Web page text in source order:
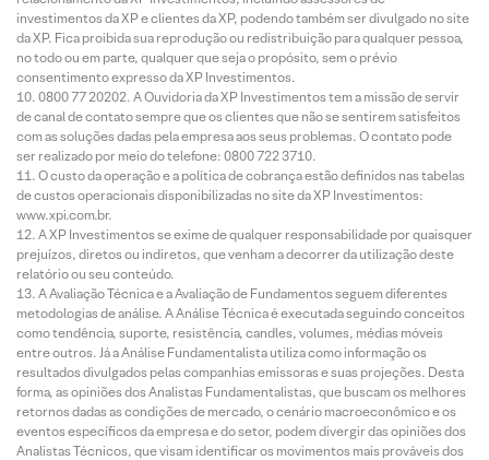
investimentos da XP e clientes da XP, podendo também ser divulgado no site
da XP. Fica proibida sua reprodução ou redistribuição para qualquer pessoa,
no todo ou em parte, qualquer que seja o propósito, sem o prévio
consentimento expresso da XP Investimentos.
0800 77 20202. A Ouvidoria da XP Investimentos tem a missão de servir
de canal de contato sempre que os clientes que não se sentirem satisfeitos
com as soluções dadas pela empresa aos seus problemas. O contato pode
ser realizado por meio do telefone: 0800 722 3710.
O custo da operação e a política de cobrança estão definidos nas tabelas
de custos operacionais disponibilizadas no site da XP Investimentos:
www.xpi.com.br.
A XP Investimentos se exime de qualquer responsabilidade por quaisquer
prejuízos, diretos ou indiretos, que venham a decorrer da utilização deste
relatório ou seu conteúdo.
A Avaliação Técnica e a Avaliação de Fundamentos seguem diferentes
metodologias de análise. A Análise Técnica é executada seguindo conceitos
como tendência, suporte, resistência, candles, volumes, médias móveis
entre outros. Já a Análise Fundamentalista utiliza como informação os
resultados divulgados pelas companhias emissoras e suas projeções. Desta
forma, as opiniões dos Analistas Fundamentalistas, que buscam os melhores
retornos dadas as condições de mercado, o cenário macroeconômico e os
eventos específicos da empresa e do setor, podem divergir das opiniões dos
Analistas Técnicos, que visam identificar os movimentos mais prováveis dos